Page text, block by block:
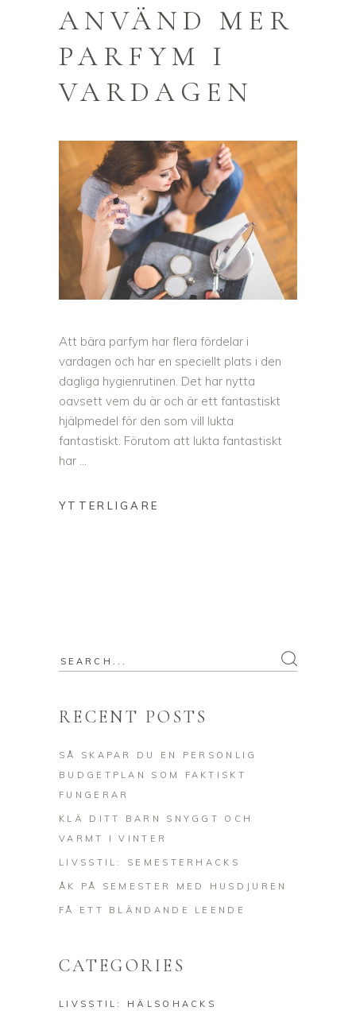
ANVÄND MER
PARFYM I
VARDAGEN
Att bära parfym har flera fördelar i
vardagen och har en speciellt plats i den
dagliga hygienrutinen. Det har nytta
oavsett vem du är och är ett fantastiskt
hjälpmedel för den som vill lukta
fantastiskt. Förutom att lukta fantastiskt
har
Search
RECENT POSTS
SÅ SKAPAR DU EN PERSONLIG
BUDGETPLAN SOM FAKTISKT
FUNGERAR
KLÄ DITT BARN SNYGGT OCH
VARMT I VINTER
LIVSSTIL: SEMESTERHACKS
ÅK PÅ SEMESTER MED HUSDJUREN
FÅ ETT BLÄNDANDE LEENDE
CATEGORIES
LIVSSTIL: HÄLSOHACKS